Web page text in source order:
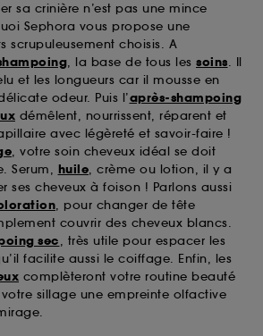
sa crinière n’est pas une mince
Sephora vous propose une
scrupuleusement choisis. A
, la base de tous les soins. Il
et les longueurs car il mousse en
odeur. Puis l’après-shampoing
démêlent, nourrissent, réparent et
avec légèreté et savoir-faire !
, votre soin cheveux idéal se doit
Serum, huile, crème ou lotion, il y a
ses cheveux à foison ! Parlons aussi
, pour changer de tête
couvrir des cheveux blancs.
sec, très utile pour espacer les
facilite aussi le coiffage. Enfin, les
complèteront votre routine beauté
sillage une empreinte olfactive